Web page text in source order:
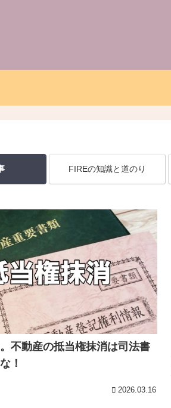
FIREの知識と道のり
不動産の抵当権抹消は司法書
！
2026.03.16